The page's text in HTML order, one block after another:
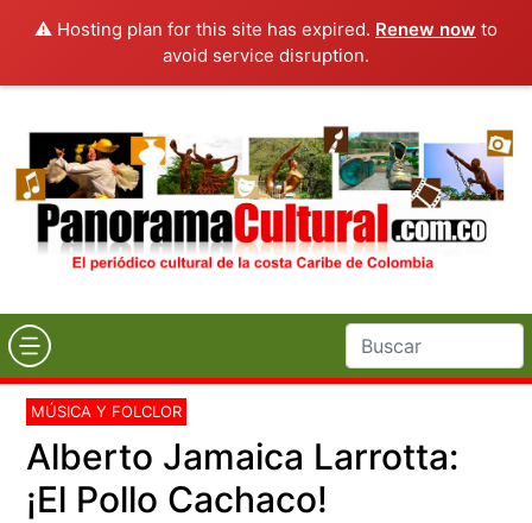
⚠️ Hosting plan for this site has expired. Renew now to
avoid service disruption.
MÚSICA Y FOLCLOR
Alberto Jamaica Larrotta:
¡El Pollo Cachaco!